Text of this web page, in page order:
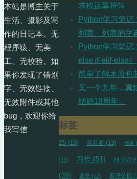
求模运算符%
Python学习笔
列表、列表的字
Python学习笔
else if-elif-else）
简单了解木质包
又一个九年，真
结婚18周年。
标签
Z5 (19) 苏菲亚 (13) 搬家
(11) 习作 (51) 24-70/2.8
(39) 迷螯 (12) 迎泽公园
本站是博主关于
生活、摄影及写
作的日记本。无
程序猿、无美
工、无校验。如
果你发现了错别
字、无效链接、
无效附件或其他
bug，欢迎你给
我写信